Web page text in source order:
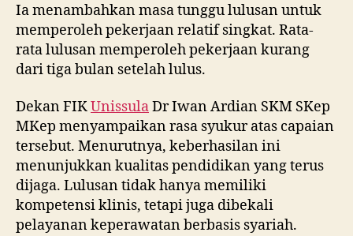
Ia menambahkan masa tunggu lulusan untuk
memperoleh pekerjaan relatif singkat. Rata-
rata lulusan memperoleh pekerjaan kurang
dari tiga bulan setelah lulus.
Dekan FIKUnissulaDr Iwan Ardian SKM SKep
MKep menyampaikan rasa syukur atas capaian
tersebut. Menurutnya, keberhasilan ini
menunjukkan kualitas pendidikan yang terus
dijaga. Lulusan tidak hanya memiliki
kompetensi klinis, tetapi juga dibekali
pelayanan keperawatan berbasis syariah.